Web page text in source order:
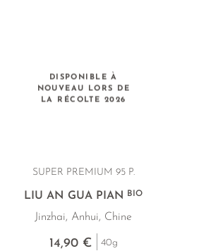
qualité exceptionnelle.
DISPONIBLE À
NOUVEAU LORS DE
LA RÉCOLTE 2026
SUPER PREMIUM 95 P.
LIU AN GUA PIAN BIO
Jinzhai, Anhui, Chine
14,90 € 40g